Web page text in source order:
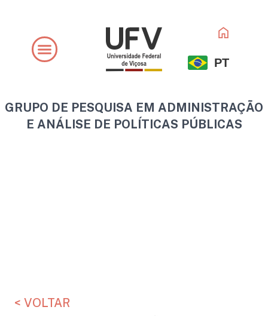
conteúdo
PT
GRUPO DE PESQUISA EM ADMINISTRAÇÃO
E ANÁLISE DE POLÍTICAS PÚBLICAS
< VOLTAR